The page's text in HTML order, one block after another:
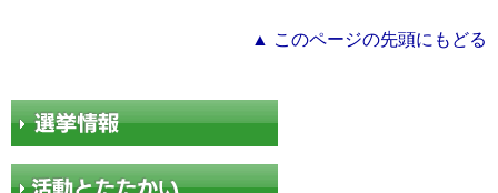
▲ このページの先頭にもどる